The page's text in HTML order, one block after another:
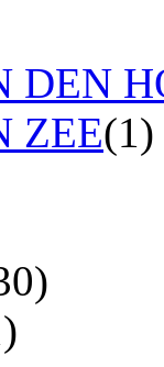
DEN
ZEE(1)